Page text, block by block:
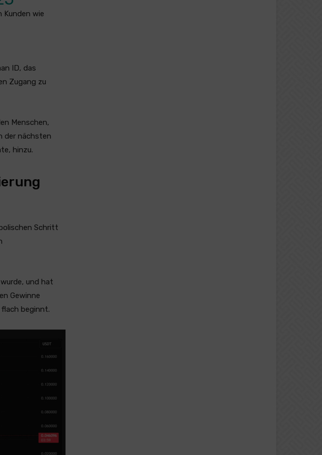
Kunden wie
ID, das
Zugang zu
Menschen,
der nächsten
hinzu.
Schritt
und hat
Gewinne
beginnt.